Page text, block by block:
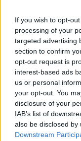
If you wish to opt-
processing of your
targeted advertising
section to confirm
opt-out request is
interest-based ads
us or personal
your opt-out. You
disclosure of your
IAB’s list of
also be disclosed
Downstream